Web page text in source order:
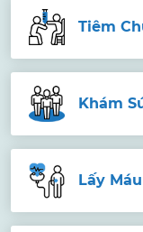
Tiêm
Khám
Lấy